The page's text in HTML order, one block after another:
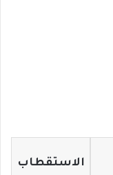
الاستقطاب